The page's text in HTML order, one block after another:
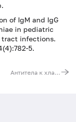
of IgM and IgG
in pediatric
tract infections.
5.
Антитела к хламидии пневмониа (Chlamydia pneumoniae, IgG)